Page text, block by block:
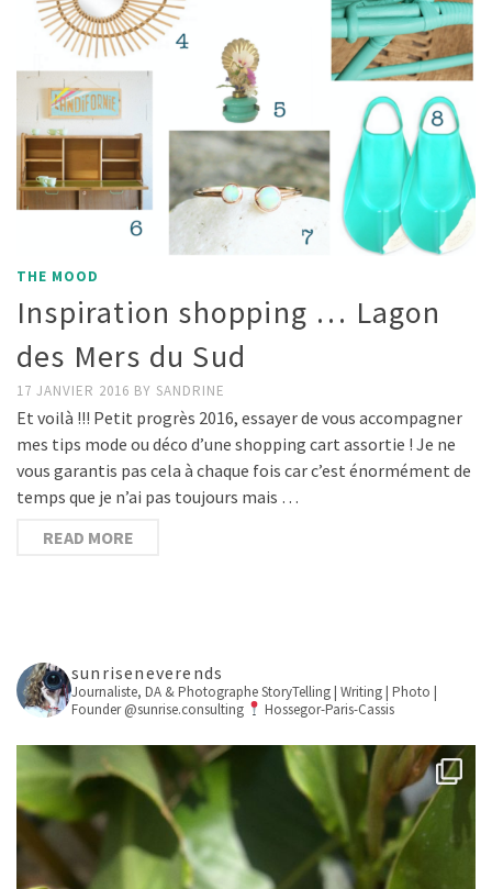
THE MOOD
Inspiration shopping … Lagon
des Mers du Sud
17 JANVIER 2016 BY SANDRINE
Et voilà !!! Petit progrès 2016, essayer de vous accompagner
mes tips mode ou déco d’une shopping cart assortie ! Je ne
vous garantis pas cela à chaque fois car c’est énormément de
temps que je n’ai pas toujours mais …
READ MORE
sunriseneverends
Journaliste, DA & PhotographeStoryTelling | Writing | Photo |
Founder @sunrise.consulting
Hossegor-Paris-Cassis